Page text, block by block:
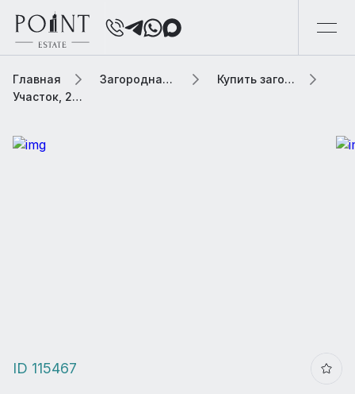
Главная Загородная элитная недвижимость
Купить загородную элитную недвижимость
Участок, 23 сот. В населенном пункте «Знаменское»
ID 115467